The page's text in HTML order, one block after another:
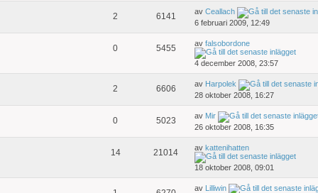
2 6141 avCeallach
6 februari 2009, 12:49
0 5455 avfalsobordone
4 december 2008, 23:57
2 6606 av Harpolek
28 oktober 2008, 16:27
0 5023 av Mir
26 oktober 2008, 16:35
14 21014 avkattenihatten
18 oktober 2008, 09:01
av Lilliwin